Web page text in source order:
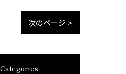
次のページ >
Categories